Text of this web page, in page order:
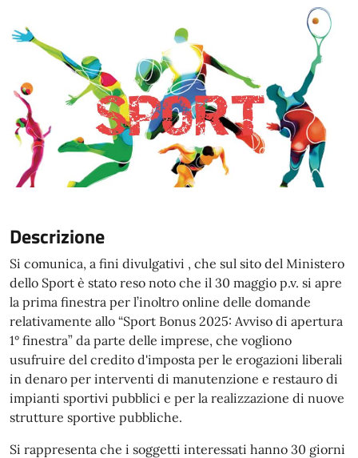
Descrizione
Si comunica, a fini divulgativi , che sul sito del Ministero
dello Sport è stato reso noto che il 30 maggio p.v. si apre
la prima finestra per l’inoltro online delle domande
relativamente allo “Sport Bonus 2025: Avviso di apertura
1° finestra” da parte delle imprese, che vogliono
usufruire del credito d'imposta per le erogazioni liberali
in denaro per interventi di manutenzione e restauro di
impianti sportivi pubblici e per la realizzazione di nuove
strutture sportive pubbliche.
Si rappresenta che i soggetti interessati hanno 30 giorni